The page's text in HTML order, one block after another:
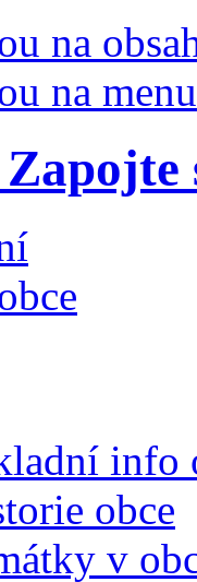
na
na menu
info
obce
v